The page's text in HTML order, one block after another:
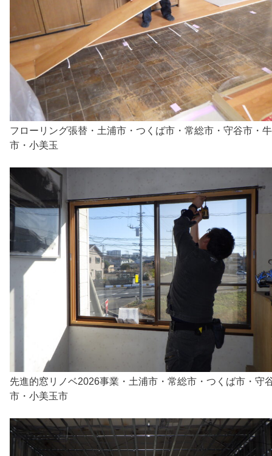
フローリング張替・土浦市・つくば市・常総市・守谷市・
市・小美玉
先進的窓リノベ2026事業・土浦市・常総市・つくば市・守
市・小美玉市